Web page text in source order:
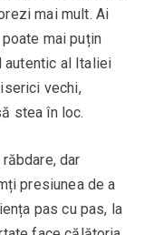
mai mult. Ai
mai puțin
autentic al Italiei
vechi,
stea în loc.
dar
presiunea de a
pas cu pas, la